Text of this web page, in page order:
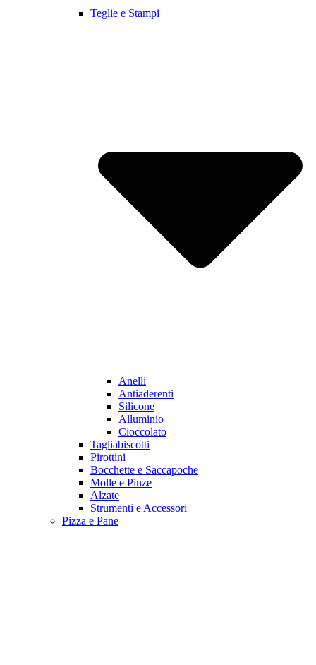
Teglie e Stampi
Anelli
Antiaderenti
Silicone
Alluminio
Cioccolato
Tagliabiscotti
Pirottini
Bocchette e Saccapoche
Molle e Pinze
Alzate
Strumenti e Accessori
Pizza e Pane